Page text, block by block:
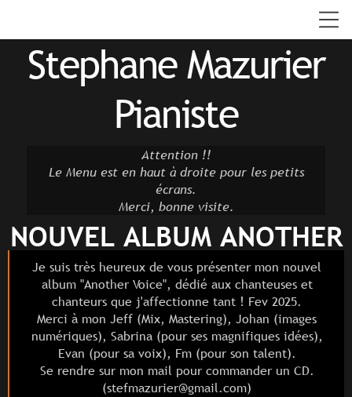
Stephane Mazurier
Pianiste
Attention !!
Le Menu est en haut à droite pour les petits
écrans.
Merci, bonne visite.
NOUVEL ALBUM ANOTHER
VOICE
Je suis très heureux de vous présenter mon nouvel
album "Another Voice", dédié aux chanteuses et
chanteurs que j'affectionne tant ! Fev 2025.
Merci à mon Jeff (Mix, Mastering), Johan (images
numériques), Sabrina (pour ses magnifiques idées),
Evan (pour sa voix), Fm (pour son talent).
Se rendre sur mon mail pour commander un CD.
(stefmazurier@gmail.com)